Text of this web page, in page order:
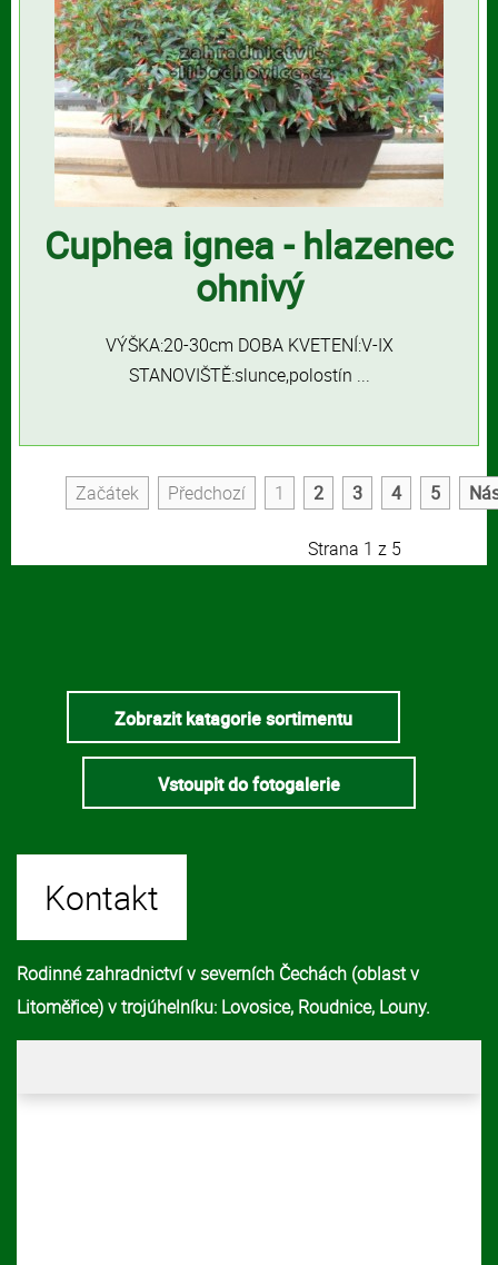
Cuphea ignea - hlazenec
ohnivý
VÝŠKA:20-30cm DOBA KVETENÍ:V-IX
STANOVIŠTĚ:slunce,polostín ...
Začátek Předchozí 1 2 3 4 5
Strana 1 z 5
Zobrazit katagorie sortimentu
Vstoupit do fotogalerie
Kontakt
Rodinné zahradnictví v severních Čechách (oblast v
Litoměřice) v trojúhelníku: Lovosice, Roudnice, Louny.